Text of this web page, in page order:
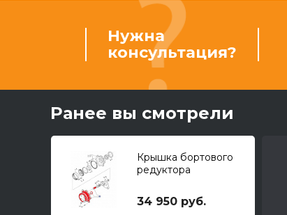
Нужна
консультация?
Ранее вы смотрели
Крышка бортового
редуктора
34 950 руб.